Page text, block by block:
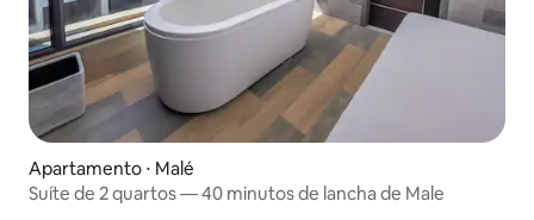
Apartamento ⋅ Malé
Suíte de 2 quartos — 40 minutos de lancha de Male